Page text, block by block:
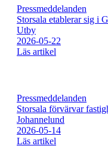
Pressmeddelanden
Storsala etablerar sig i
Utby
2026-05-22
Läs artikel
Pressmeddelanden
Storsala förvärvar
Johannelund
2026-05-14
Läs artikel